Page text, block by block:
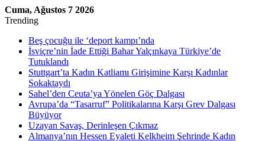
Cuma, Ağustos 7 2026
Trending
Beş çocuğu ile ‘deport kampı’nda
İsviçre’nin İade Ettiği Bahar Yalçınkaya Türkiye’de
Tutuklandı
Stuttgart’ta Kadın Katliamı Girişimine Karşı Kadınlar
Sokaktaydı
Sahel’den Ceuta’ya Yönelen Göç Dalgası
Avrupa’da “Tasarruf” Politikalarına Karşı Grev Dalgası
Büyüyor
Uzayan Savaş, Derinleşen Çıkmaz
Almanya’nın Hessen Eyaleti Kelkheim Şehrinde Kadın